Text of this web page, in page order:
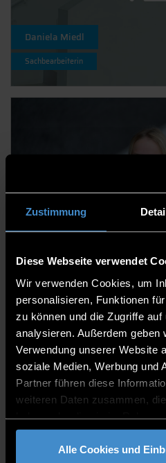
Zustimmung
Diese Webseite verwendet
Wir verwenden Cookies, um
personalisieren, Funktionen
zu können und die Zugriffe
analysieren. Außerdem geben
Verwendung unserer Website
soziale Medien, Werbung und
Partner führen diese
weiteren Daten zusammen,
gesammelt haben.
Alle Cookies und
Daniela Miedl
Sachbearbeiterin
Sachbearbeiterin
PROZESSE